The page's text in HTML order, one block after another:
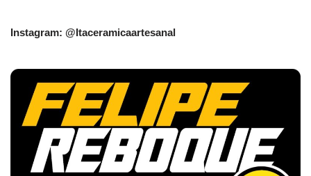
Instagram: @Itaceramicaartesanal